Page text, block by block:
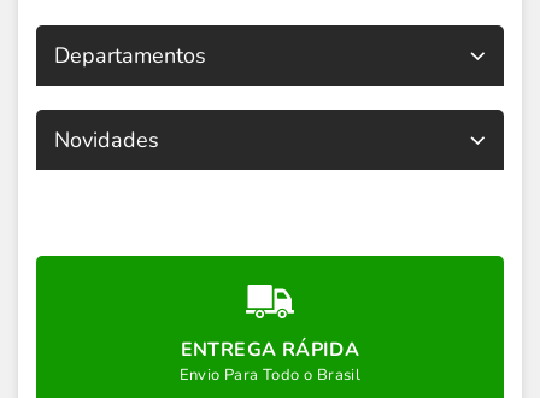
Departamentos
Novidades
ENTREGA RÁPIDA
Envio Para Todo o Brasil